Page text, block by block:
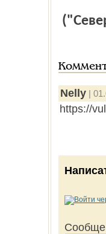
Nelly |
https://